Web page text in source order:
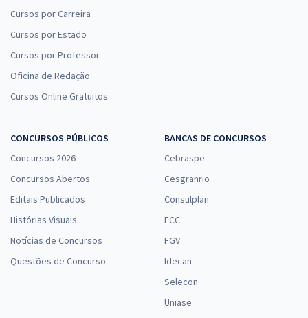
Cursos por Carreira
Cursos por Estado
Cursos por Professor
Oficina de Redação
Cursos Online Gratuitos
CONCURSOS PÚBLICOS
Concursos 2026
Concursos Abertos
Editais Publicados
Histórias Visuais
Notícias de Concursos
Questões de Concurso
BANCAS DE CONCURSOS
Cebraspe
Cesgranrio
Consulplan
FCC
FGV
Idecan
Selecon
Uniase